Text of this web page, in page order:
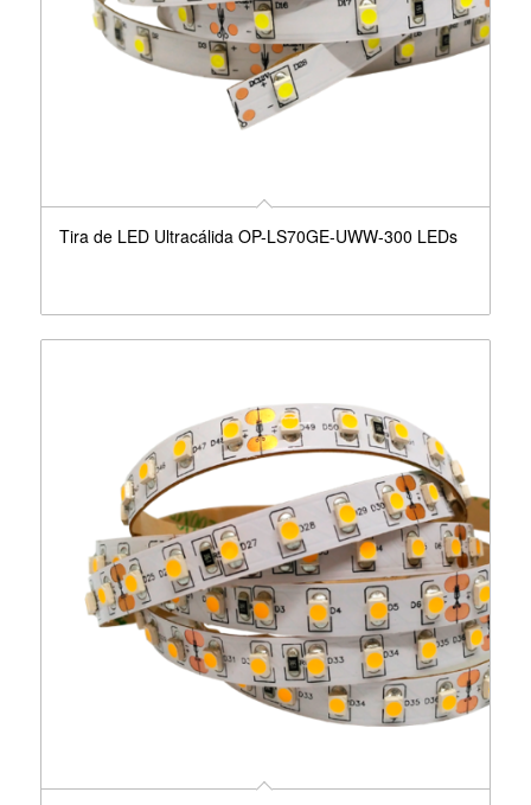
Tira de LED Ultracálida OP-LS70GE-UWW-300 LEDs